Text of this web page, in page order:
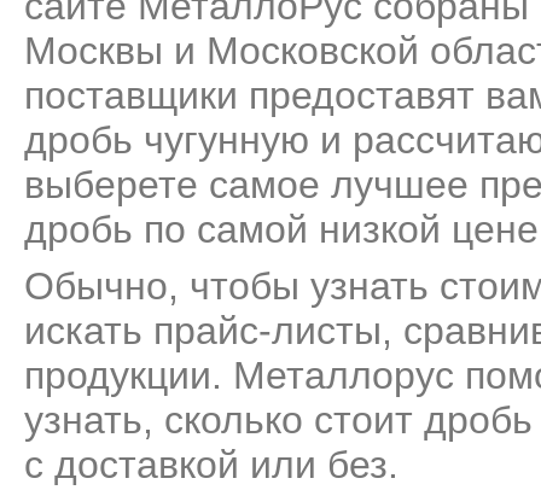
Москвы и Московской
поставщики предоставят
дробь чугунную и
выберете самое лучшее
дробь по самой низкой
Обычно, чтобы узнать
искать прайс-листы,
продукции. Металлорус
узнать, сколько стоит
с доставкой или без.